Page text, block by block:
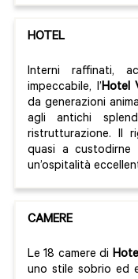
HOTEL
Interni raffinati,
impeccabile, l’Hotel
da generazioni
agli antichi
ristrutturazione. Il
quasi a
un’ospitalità
CAMERE
Le 18 camere di
uno stile sobrio ed